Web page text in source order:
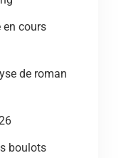
en cours
de roman
boulots